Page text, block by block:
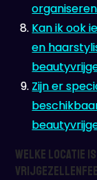
Kan ik ook
en
Zijn er
Welke locatie